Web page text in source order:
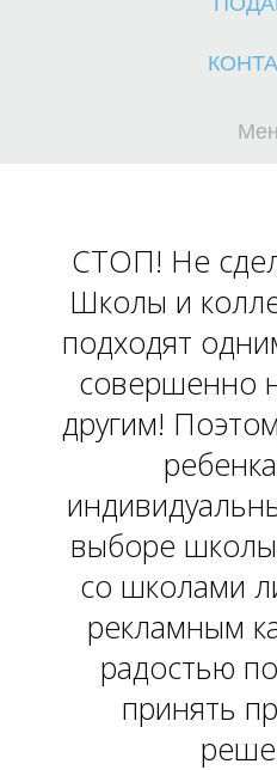
СТОП! Не
Школы и
подходят
совершенно
другим!
выборе
со школами
рекламным
радостью
принять